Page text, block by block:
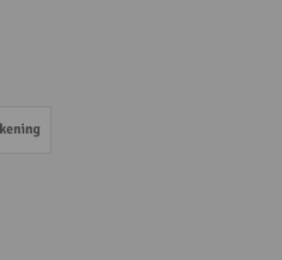
Op rekening